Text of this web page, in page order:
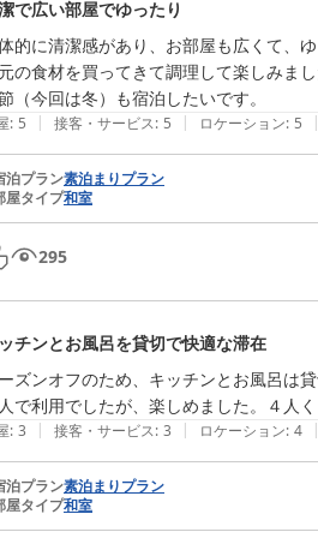
で広い部屋でゆったり
的に清潔感があり、お部屋も広くて、
の食材を買ってきて調理して楽しみま
（今回は冬）も宿泊したいです。
: 5 | 接客・サービス: 5 | ロケーション: 5 |
泊プラン素泊まりプラン
屋タイプ和室
295
チンとお風呂を貸切で快適な滞在
ズンオフのため、キッチンとお風呂は
で利用でしたが、楽しめました。４人
: 3 | 接客・サービス: 3 | ロケーション: 4 |
泊プラン素泊まりプラン
屋タイプ和室